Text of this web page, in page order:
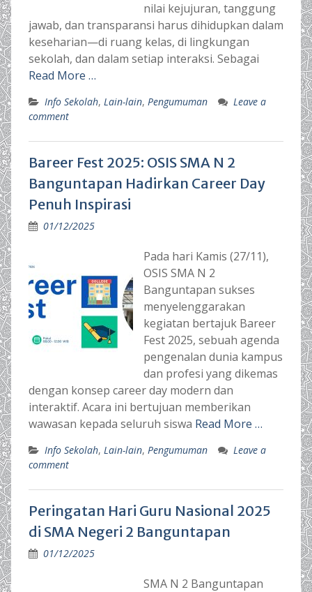
nilai kejujuran, tanggung
jawab, dan transparansi harus dihidupkan dalam
keseharian—di ruang kelas, di lingkungan
sekolah, dan dalam setiap interaksi. Sebagai
Read More …
Info Sekolah, Lain-lain, Pengumuman
Leave a
comment
Bareer Fest 2025: OSIS SMA N 2
Banguntapan Hadirkan Career Day
Penuh Inspirasi
01/12/2025
Pada hari Kamis (27/11),
OSIS SMA N 2
Banguntapan sukses
menyelenggarakan
kegiatan bertajuk Bareer
Fest 2025, sebuah agenda
pengenalan dunia kampus
dan profesi yang dikemas
dengan konsep career day modern dan
interaktif. Acara ini bertujuan memberikan
wawasan kepada seluruh siswa Read More …
Info Sekolah, Lain-lain, Pengumuman
Leave a
comment
Peringatan Hari Guru Nasional 2025
di SMA Negeri 2 Banguntapan
01/12/2025
SMA N 2 Banguntapan